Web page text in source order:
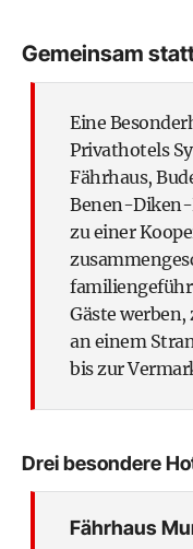
Gemeinsam
Eine
Privathotels
Fährhaus,
Benen-Diken-
zu einer
Gäste
an einem
bis zur
Drei besondere
Fährhaus